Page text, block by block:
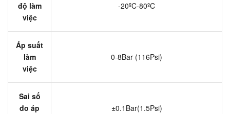
độ làm
việc
-20ºC-80ºC
Áp suất
làm
việc
0-8Bar (116Psi)
Sai số
đo áp
±0.1Bar(1.5Psi)